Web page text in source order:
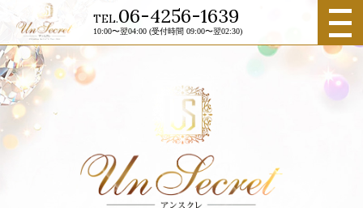
TEL.06-4256-1639
10:00〜翌04:00 (受付時間 09:00〜翌02:30)
メニュ
ー